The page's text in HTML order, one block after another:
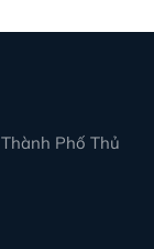
Phố Thủ